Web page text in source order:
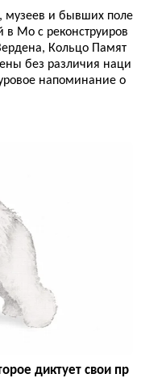
музеев и бывших поле
Мо с реконструиров
Кольцо Памят
без различия наци
напоминание о
диктует свои пр